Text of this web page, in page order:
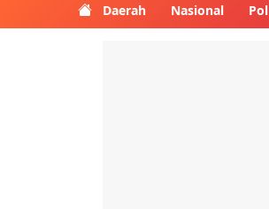
Daerah Nasional